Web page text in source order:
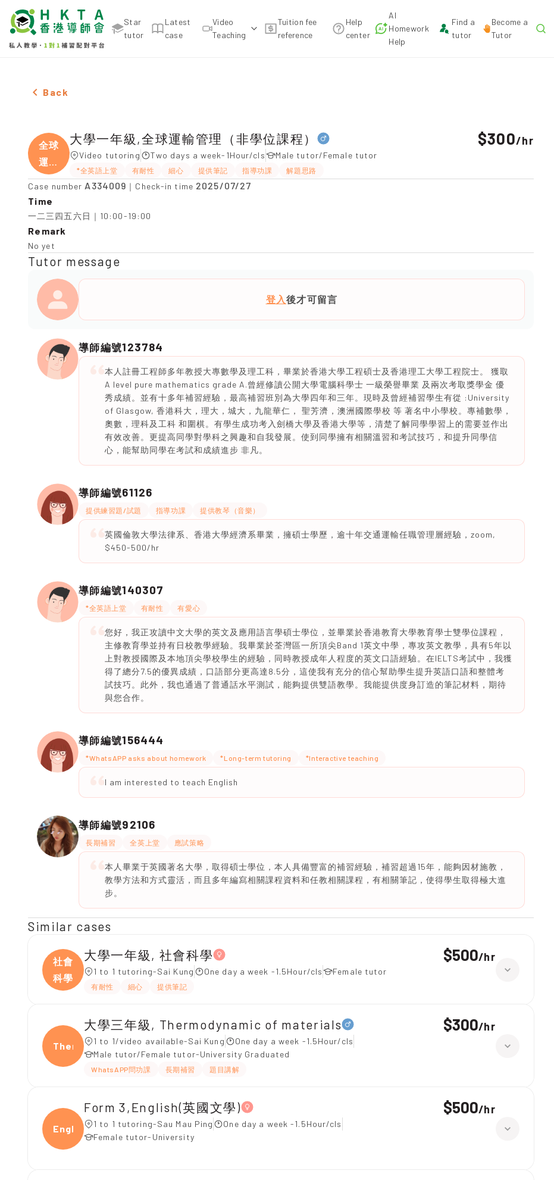
Star
tutor
Latest
case
Video
Teaching
Tuition fee
reference
Help
center
AI
Homework
Help
Find a
tutor
Become a
Tutor
Male 大學一年級,全球運輸管理（非學位課程），Tai Wai Tuition recommendation
Back
全球
運輸
管
大學一年級,全球運輸管理（非學位課程）
Video tutoring Two days a week-1Hour/cls Male tutor/Female tutor
*全英語上堂 有耐性 細心 提供筆記 指導功課 解題思路
$300/hr
Case number A334009 ｜Check-in time 2025/07/27
Time
一二三四五六日｜10:00-19:00
Remark
No yet
Tutor message
登入後才可留言
導師編號123784
本人註冊工程師多年教授大專數學及理工科，畢業於香港大學工程碩士及香港理工大學工程院士。 獲取
A level pure mathematics grade A.曾經修讀公開大學電腦科學士 一級榮譽畢業 及兩次考取獎學金 優
秀成績。並有十多年補習經驗，最高補習班別為大學四年和三年。現時及曾經補習學生有從 :University
of Glasgow, 香港科大，理大，城大，九龍華仁， 聖芳濟，澳洲國際學校 等 著名中小學校。專補數學，
奧數，理科及工科 和圍棋。有學生成功考入劍橋大學及香港大學等，清楚了解同學學習上的需要並作出
有效改善。更提高同學對學科之興趣和自我發展。使到同學擁有相關溫習和考試技巧，和提升同學信
心，能幫助同學在考試和成績進步 非凡。
導師編號61126
提供練習題/試題 指導功課 提供教琴（音樂）
英國倫敦大學法律系、香港大學經濟系畢業，擁碩士學歷，逾十年交通運輸任職管理層經驗，zoom,
$450-500/hr
導師編號140307
*全英語上堂 有耐性 有愛心
您好，我正攻讀中文大學的英文及應用語言學碩士學位，並畢業於香港教育大學教育學士雙學位課程，
主修教育學並持有日校教學經驗。我畢業於荃灣區一所頂尖Band 1英文中學，專攻英文教學，具有5年以
上對教授國際及本地頂尖學校學生的經驗，同時教授成年人程度的英文口語經驗。在IELTS考試中，我獲
得了總分7.5的優異成績，口語部分更高達8.5分，這使我有充分的信心幫助學生提升英語口語和整體考
試技巧。此外，我也通過了普通話水平測試，能夠提供雙語教學。我能提供度身訂造的筆記材料，期待
與您合作。
導師編號156444
*WhatsAPP asks about homework *Long-term tutoring *Interactive teaching
I am interested to teach English
導師編號92106
長期補習 全英上堂 應試策略
本人畢業于英國著名大學，取得碩士學位，本人具備豐富的補習經驗，補習超過15年，能夠因材施教，
教學方法和方式靈活，而且多年編寫相關課程資料和任教相關課程，有相關筆記，使得學生取得極大進
步。
Similar cases
社會
科學
大學一年級, 社會科學
1 to 1 tutoring-Sai Kung One day a week -1.5Hour/cls Female tutor
有耐性 細心 提供筆記
$500/hr
Ther
大學三年級, Thermodynamic of materials
1 to 1/video available-Sai Kung
One day a week -1.5Hour/cls
Male tutor/Female tutor-University Graduated
WhatsAPP問功課 長期補習 題目講解
$300/hr
Engli
Form 3,English(英國文學)
1 to 1 tutoring-Sau Mau Ping
One day a week -1.5Hour/cls
Female tutor-University
$500/hr